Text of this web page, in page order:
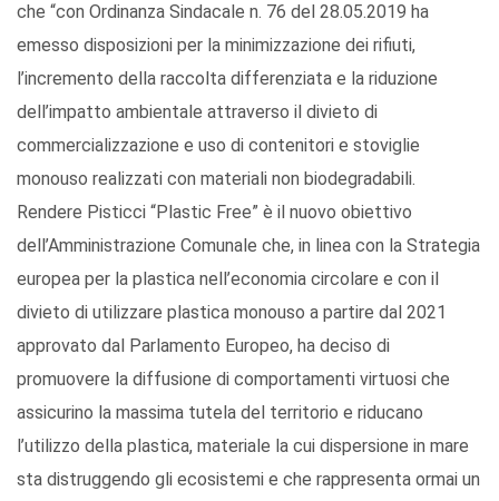
che “con Ordinanza Sindacale n. 76 del 28.05.2019 ha
emesso disposizioni per la minimizzazione dei rifiuti,
l’incremento della raccolta differenziata e la riduzione
dell’impatto ambientale attraverso il divieto di
commercializzazione e uso di contenitori e stoviglie
monouso realizzati con materiali non biodegradabili.
Rendere Pisticci “Plastic Free” è il nuovo obiettivo
dell’Amministrazione Comunale che, in linea con la Strategia
europea per la plastica nell’economia circolare e con il
divieto di utilizzare plastica monouso a partire dal 2021
approvato dal Parlamento Europeo, ha deciso di
promuovere la diffusione di comportamenti virtuosi che
assicurino la massima tutela del territorio e riducano
l’utilizzo della plastica, materiale la cui dispersione in mare
sta distruggendo gli ecosistemi e che rappresenta ormai un